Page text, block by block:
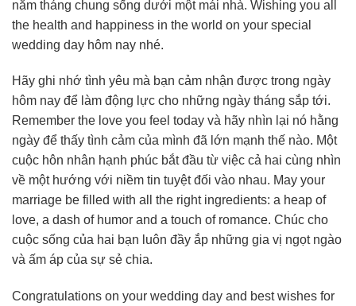
năm tháng chung sống dưới một mái nhà. Wishing you all
the health and happiness in the world on your special
wedding day hôm nay nhé.
Hãy ghi nhớ tình yêu mà bạn cảm nhận được trong ngày
hôm nay để làm động lực cho những ngày tháng sắp tới.
Remember the love you feel today và hãy nhìn lại nó hằng
ngày để thấy tình cảm của mình đã lớn mạnh thế nào. Một
cuộc hôn nhân hạnh phúc bắt đầu từ việc cả hai cùng nhìn
về một hướng với niềm tin tuyệt đối vào nhau. May your
marriage be filled with all the right ingredients: a heap of
love, a dash of humor and a touch of romance. Chúc cho
cuộc sống của hai bạn luôn đầy ắp những gia vị ngọt ngào
và ấm áp của sự sẻ chia.
Congratulations on your wedding day and best wishes for